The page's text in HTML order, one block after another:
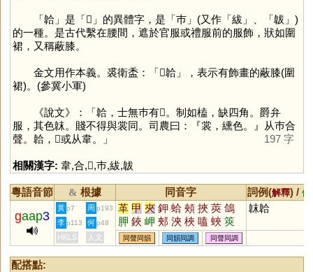
「韐」是「𢂷 」的異體字，是「巿」(又作「紱 」、「韍 」)
的一種。是古代繫在腰間，遮於官服或禮服前的服飾，狀如圍
裙，又稱蔽膝。
金文用作本義。裘衛盉：「𠦪韐」，表示有飾畫的蔽膝(圍
裙)。(參冀小軍)
《說文》：「韐，士無巿有𢂷。制如榼，缺四角。爵弁
服，其色韎。賤不得與裳同。司農曰：『裳，纁色。』从巿合
聲。韐，𢂷或从韋。」
197 字
相關漢字: 韋,合,𢂷,巿,紱,韍
粵語音節 & 根據 同音字 詞例(解釋) / 備
gaap3
黃 p7 周 p193 革 甲 夾 鉀 蛤 頰 挾 莢 鴿
胛 鋏 岬 郟 浹 梜 嗑 蛺 筴
裌 脥 玾 唊 鵊 柙 鞈 搿 跲
袷 舺
韎韐
李 p113 何 p48
HKLS 人文 同聲同韻 同韻同調 同聲同調
配搭點: